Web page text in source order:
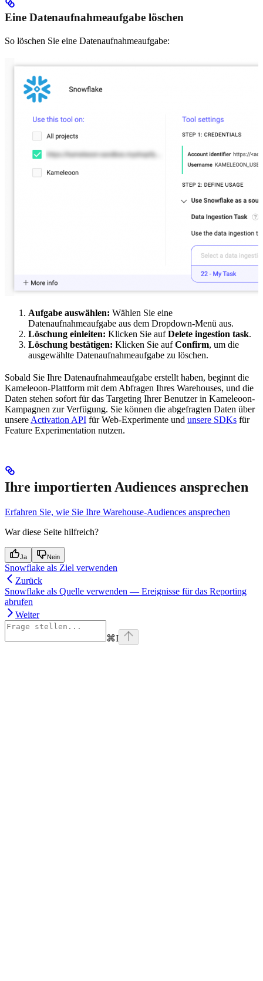
Eine Datenaufnahmeaufgabe löschen
So löschen Sie eine Datenaufnahmeaufgabe:
Aufgabe auswählen: Wählen Sie eine
Datenaufnahmeaufgabe aus dem Dropdown-Menü aus.
Löschung einleiten: Klicken Sie aufDelete ingestion task.
Löschung bestätigen: Klicken Sie aufConfirm, um die
ausgewählte Datenaufnahmeaufgabe zu löschen.
Sobald Sie Ihre Datenaufnahmeaufgabe erstellt haben, beginnt die
Kameleoon-Plattform mit dem Abfragen Ihres Warehouses, und die
Daten stehen sofort für das Targeting Ihrer Benutzer in Kameleoon-
Kampagnen zur Verfügung. Sie können die abgefragten Daten über
unsere Activation API für Web-Experimente und unsere SDKs für
Feature Experimentation nutzen.
Ihre importierten Audiences ansprechen
Erfahren Sie, wie Sie Ihre Warehouse-Audiences ansprechen
War diese Seite hilfreich?
Ja Nein
Snowflake als Ziel verwenden
Zurück
Snowflake als Quelle verwenden — Ereignisse für das Reporting
abrufen
Weiter
⌘I